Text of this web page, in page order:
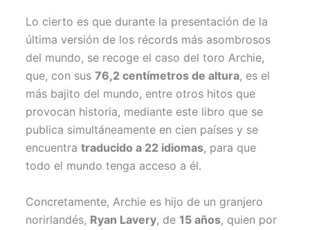
Lo cierto es que durante la presentación de la
última versión de los récords más asombrosos
del mundo, se recoge el caso del toro Archie,
que, con sus76,2 centímetros de altura, es el
más bajito del mundo, entre otros hitos que
provocan historia, mediante este libro que se
publica simultáneamente en cien países y se
encuentratraducido a 22 idiomas, para que
todo el mundo tenga acceso a él.
Concretamente, Archie es hijo de un granjero
norirlandés, Ryan Lavery, de15 años, quien por